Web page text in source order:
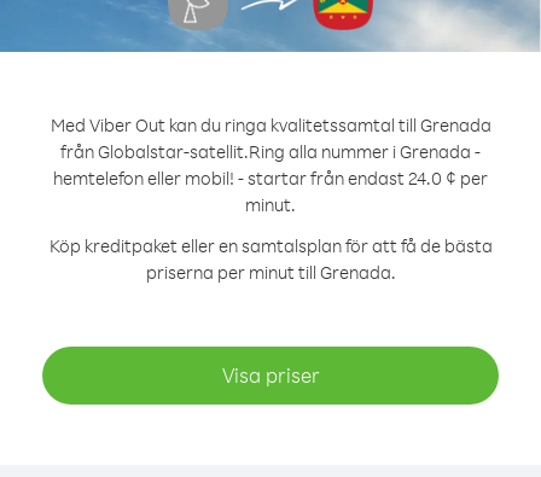
Med Viber Out kan du ringa kvalitetssamtal till Grenada
från Globalstar-satellit.Ring alla nummer i Grenada -
hemtelefon eller mobil! - startar från endast 24.0 ¢ per
minut.
Köp kreditpaket eller en samtalsplan för att få de bästa
priserna per minut till Grenada.
Visa priser